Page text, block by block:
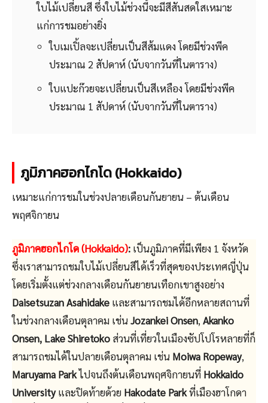
ใบไม้เปลี่ยนสี ซึ่งใบไม้ช่วงนี้จะมีสีสันสดใสเหมาะ
แก่การชมอย่างยิ่ง
ใบเมเปิ้ลจะเปลี่ยนเป็นสีส้มแดง โดยมีช่วงพีค
ประมาณ 2 สัปดาห์ (นับจากวันที่ในตาราง)
ใบแปะก๊วยจะเปลี่ยนเป็นสีเหลือง โดยมีช่วงพีค
ประมาณ 1 สัปดาห์ (นับจากวันที่ในตาราง)
ภูมิภาคฮอกไกโด (Hokkaido)
เหมาะแก่การชมในช่วงปลายเดือนกันยายน – ต้นเดือน
พฤศจิกายน
ภูมิภาคฮอกไกโด (Hokkaido): เป็นภูมิภาคที่มีเพียง 1 จังหวัด
ซึ่งเราสามารถชมใบไม้เปลี่ยนสีได้เร็วที่สุดของประเทศญี่ปุ่น
โดยเริ่มตั้งแต่ช่วงกลางเดือนกันยายนเทือกเขาสูงอย่าง
Daisetsuzan Asahidake และสามารถชมได้อีกหลายสถานที่
ในช่วงกลางเดือนตุลาคม เช่นJozankei Onsen, Akanko
Onsen, Lake Shiretoko ส่วนที่เที่ยวในเมืองซัปโปโรหลายที่ก็
สามารถชมได้ในปลายเดือนตุลาคม เช่น Moiwa Ropeway,
Maruyama Parkไปจนถึงต้นเดือนพฤศจิกายนที่ Hokkaido
Universityและปิดท้ายด้วย Hakodate Parkที่เมืองฮาโกดา